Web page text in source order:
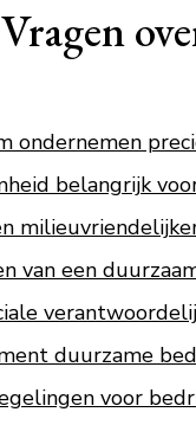
ondernemen
belangrijk
van een
duurzame
voor